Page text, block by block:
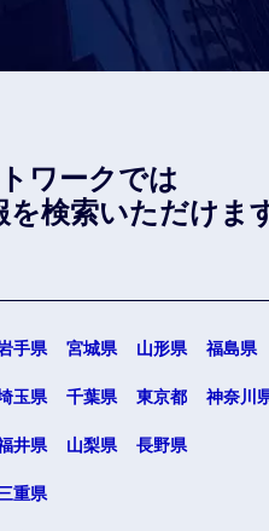
ワークでは
を検索いただけま
手県 宮城県 山形県 福島県
玉県 千葉県 東京都 神奈川
井県 山梨県 長野県
重県